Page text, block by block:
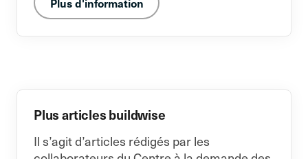
Plus articles buildwise
Il s’agit d’articles rédigés par les